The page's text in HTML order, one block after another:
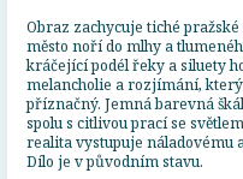
Obraz zachycuje tiché
město noří do mlhy a
kráčející podél řeky a siluety
melancholie a rozjímání,
příznačný. Jemná barevná
spolu s citlivou prací se
realita vystupuje náladovému
Dílo je v původním stavu.